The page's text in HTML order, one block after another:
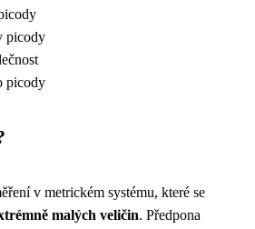
picody
picody
v metrickém systému, které se
malých veličin. Předpona